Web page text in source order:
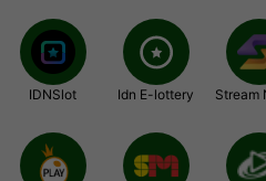
IDNSlot Idn E-lottery Stream